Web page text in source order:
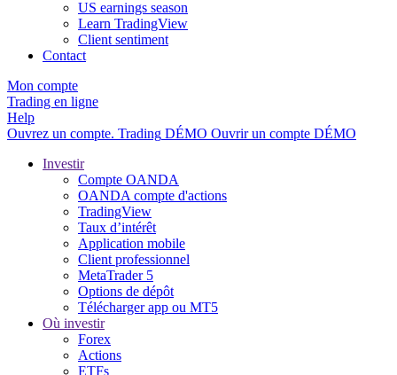
US earnings season
Learn TradingView
Client sentiment
Contact
Mon compte
Trading en ligne
Help
Ouvrez un compte. Trading DÉMO Ouvrir un compte DÉMO
Investir
Compte OANDA
OANDA compte d'actions
TradingView
Taux d’intérêt
Application mobile
Client professionnel
MetaTrader 5
Options de dépôt
Télécharger app ou MT5
Où investir
Forex
Actions
ETFs